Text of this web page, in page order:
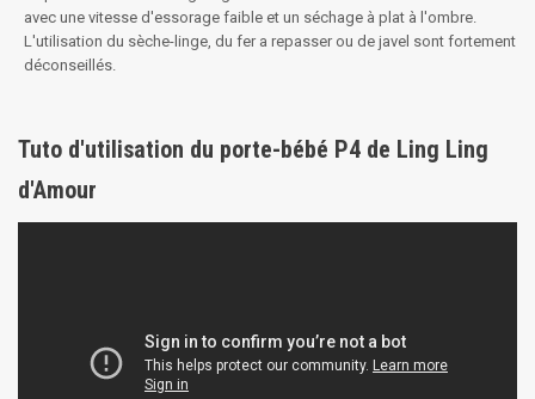
avec une vitesse d'essorage faible et un séchage à plat à l'ombre.
L'utilisation du sèche-linge, du fer a repasser ou de javel sont fortement
déconseillés.
Tuto d'utilisation du porte-bébé P4 de Ling Ling
d'Amour